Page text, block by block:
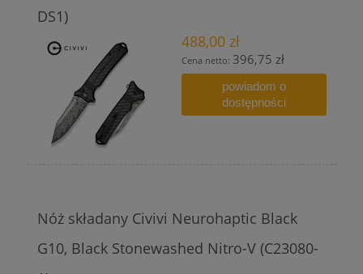
DS1)
488,00 zł
Cena netto: 396,75 zł
powiadom o
dostępności
Nóż składany Civivi Neurohaptic Black
G10, Black Stonewashed Nitro-V (C23080-